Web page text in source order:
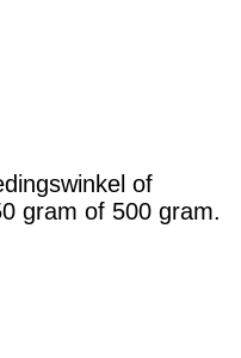
of
gram of 500 gram.